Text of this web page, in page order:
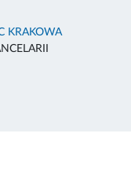
KRAKOWA